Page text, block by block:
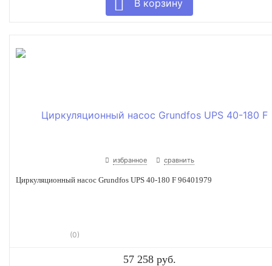
избранное сравнить
Циркуляционный насос Grundfos UPS 40-180 F 96401979
(0)
57 258 руб.